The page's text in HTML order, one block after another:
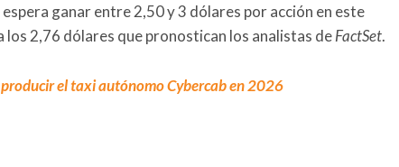
ganar entre 2,50 y 3 dólares por acción en este
2,76 dólares que pronostican los analistas deFactSet.
producir el taxi autónomo Cybercab en 2026